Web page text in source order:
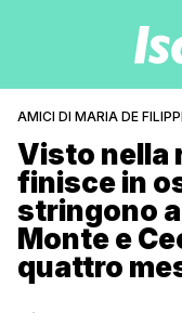
AMICI DI MARIA DE FILIPPI
Visto nella
finisce in
stringono
Monte e
quattro